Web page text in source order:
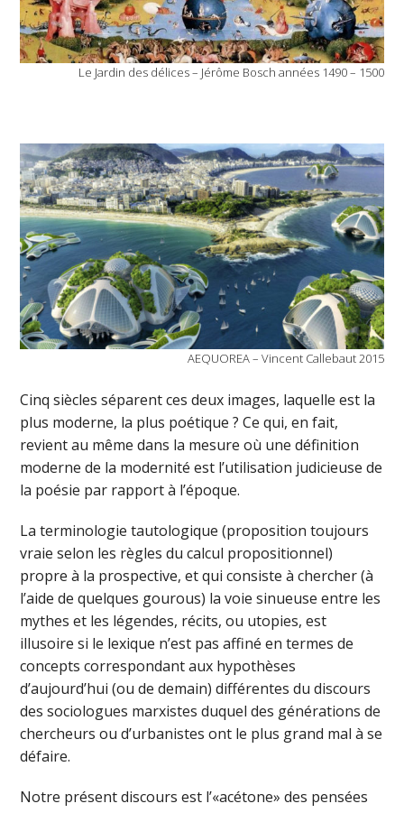
Le Jardin des délices – Jérôme Bosch années 1490 – 1500
AEQUOREA – Vincent Callebaut 2015
Cinq siècles séparent ces deux images, laquelle est la
plus moderne, la plus poétique ? Ce qui, en fait,
revient au même dans la mesure où une définition
moderne de la modernité est l’utilisation judicieuse de
la poésie par rapport à l’époque.
La terminologie tautologique (proposition toujours
vraie selon les règles du calcul propositionnel)
propre à la prospective, et qui consiste à chercher (à
l’aide de quelques gourous) la voie sinueuse entre les
mythes et les légendes, récits, ou utopies, est
illusoire si le lexique n’est pas affiné en termes de
concepts correspondant aux hypothèses
d’aujourd’hui (ou de demain) différentes du discours
des sociologues marxistes duquel des générations de
chercheurs ou d’urbanistes ont le plus grand mal à se
défaire.
Notre présent discours est l’«acétone» des pensées